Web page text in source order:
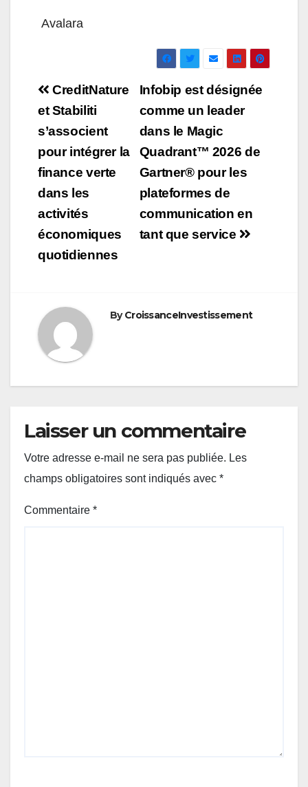
Avalara
Navigation
de
l’article
Infobip est désignée
comme un leader
dans le Magic
Quadrant™ 2026 de
Gartner® pour les
plateformes de
communication en
tant que service
CreditNature
et Stabiliti
s’associent
pour intégrer la
finance verte
dans les
activités
économiques
quotidiennes
ByCroissanceInvestissement
Laisser un commentaire
Votre adresse e-mail ne sera pas publiée. Les
champs obligatoires sont indiqués avec *
Commentaire *